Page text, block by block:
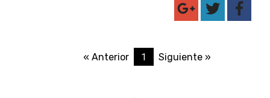
« Anterior 1 Siguiente »